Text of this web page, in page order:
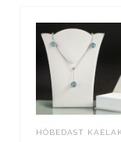
HÕBEDAST